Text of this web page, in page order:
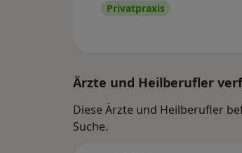
Privatpraxis
Ärzte und Heilberufler
Diese Ärzte und Heilberufler
Suche.